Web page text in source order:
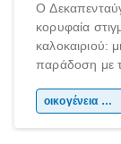
Ο
κορυφαία
καλοκαιριού:
παράδοση με
χώρας. Είτεοικογένεια & παιδί